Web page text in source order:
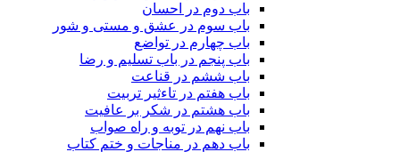
باب دوم در احسان
باب سوم در عشق و مستی و شور
باب چهارم در تواضع
باب پنجم در باب تسلیم و رضا
باب ششم در قناعت
باب هفتم در تاءثیر تربیت
باب هشتم در شکر بر عافیت
باب نهم در توبه و راه صواب
باب دهم در مناجات و ختم کتاب